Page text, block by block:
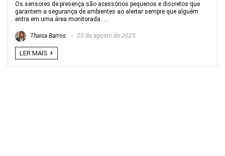
Os sensores de presença são acessórios pequenos e discretos que
garantem a segurança de ambientes ao alertar sempre que alguém
entra em uma área monitorada. ...
Thaisa Barros 25 de agosto de 2025
LER MAIS +